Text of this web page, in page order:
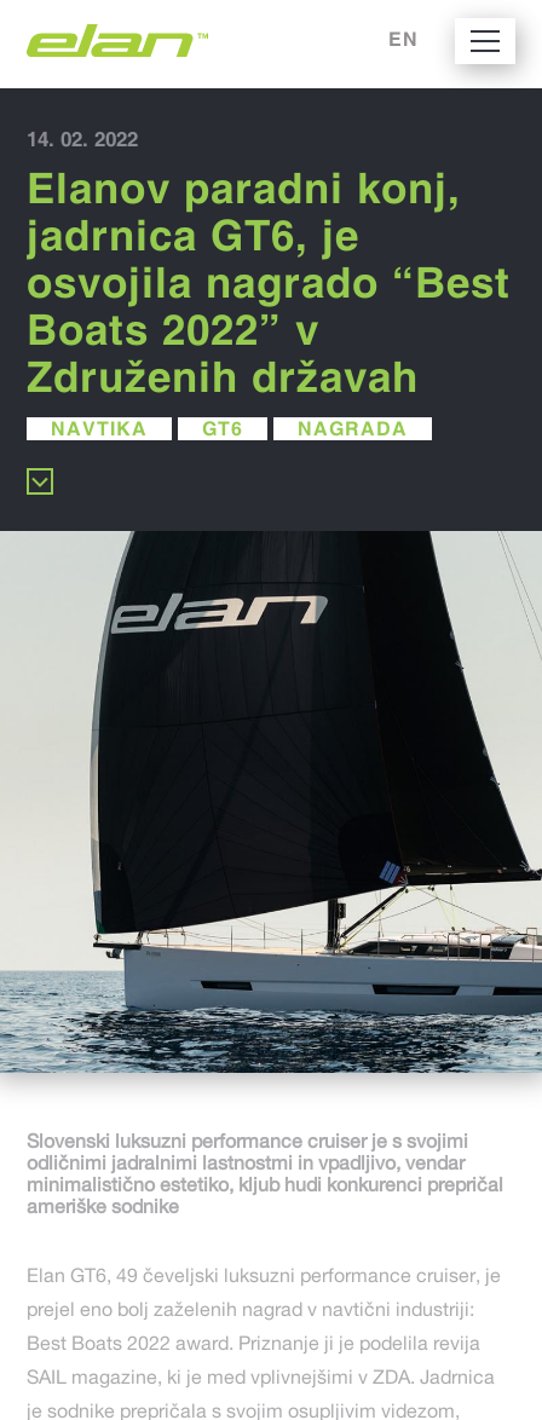
EN
14. 02. 2022
Elanov paradni konj,
jadrnica GT6, je
osvojila nagrado “Best
Boats 2022” v
Združenih državah
NAVTIKA GT6 NAGRADA
Slovenski luksuzni performance cruiser je s svojimi
odličnimi jadralnimi lastnostmi in vpadljivo, vendar
minimalistično estetiko, kljub hudi konkurenci prepričal
ameriške sodnike
Elan GT6, 49 čeveljski luksuzni performance cruiser, je
prejel eno bolj zaželenih nagrad v navtični industriji:
Best Boats 2022 award. Priznanje ji je podelila revija
SAIL magazine, ki je med vplivnejšimi v ZDA. Jadrnica
je sodnike prepričala s svojim osupljivim videzom,